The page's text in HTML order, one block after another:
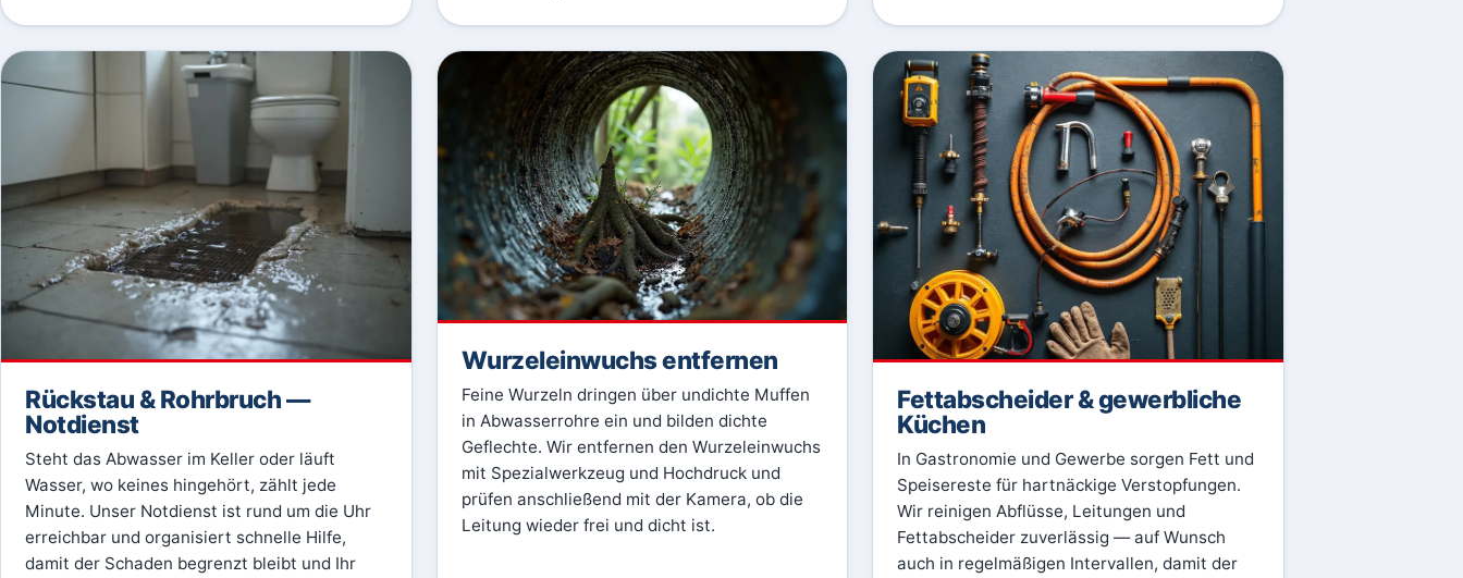
Rückstau & Rohrbruch —
Notdienst
Steht das Abwasser im Keller oder läuft
Wasser, wo keines hingehört, zählt jede
Minute. Unser Notdienst ist rund um die Uhr
erreichbar und organisiert schnelle Hilfe,
damit der Schaden begrenzt bleibt und Ihr
Wurzeleinwuchs entfernen
Feine Wurzeln dringen über undichte Muffen
in Abwasserrohre ein und bilden dichte
Geflechte. Wir entfernen den Wurzeleinwuchs
mit Spezialwerkzeug und Hochdruck und
prüfen anschließend mit der Kamera, ob die
Leitung wieder frei und dicht ist.
Fettabscheider & gewerbliche
Küchen
In Gastronomie und Gewerbe sorgen Fett und
Speisereste für hartnäckige Verstopfungen.
Wir reinigen Abflüsse, Leitungen und
Fettabscheider zuverlässig — auf Wunsch
auch in regelmäßigen Intervallen, damit der